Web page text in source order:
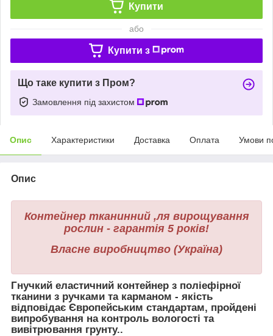
Купити
або
Купити з
Що таке купити з Пром?
Замовлення під захистом
Опис Характеристики Доставка Оплата Умови
Опис
Контейнер тканинний ,ля вирощування
рослин - гарантія 5 років!
Власне виробництво (Україна)
Гнучкий еластичний контейнер з поліефірної
тканини з ручками та карманом - якість
відповідає Європейським стандартам, пройдені
випробування на контроль вологості та
вивітрювання грунту..